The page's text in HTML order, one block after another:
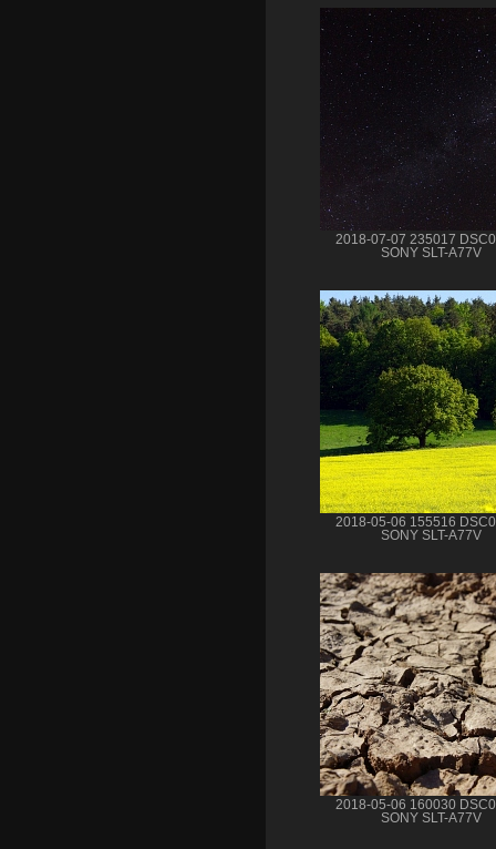
2018-07-07 235017
SONY SLT-A77V
2018-05-06 155516
SONY SLT-A77V
2018-05-06 160030
SONY SLT-A77V